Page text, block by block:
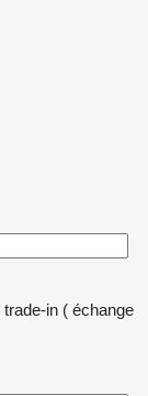
trade-in ( échange